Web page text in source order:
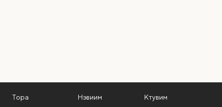
Тора Нэвиим Ктувим